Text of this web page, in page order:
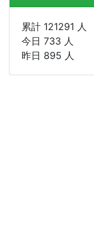
累計 121291 人
今日 733 人
昨日 895 人